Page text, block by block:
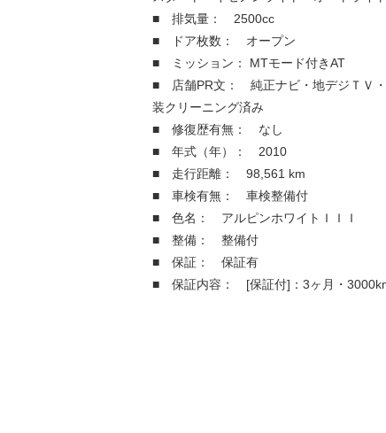
■ 排気量： 2500cc
■ ドア枚数： オープン
■ ミッション： MTモード付きAT
■ 店舗PR文： 純正ナビ・地デジＴＶ・
装クリーニング済み
■ 修復歴有無： なし
■ 年式（年）： 2010
■ 走行距離： 98,561 km
■ 車検有無： 車検整備付
■ 色名： アルピンホワイトＩＩＩ
■ 整備： 整備付
■ 保証： 保証有
■ 保証内容： [保証付]：3ヶ月・